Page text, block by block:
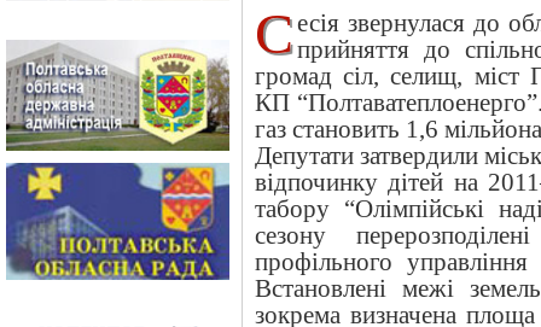
Сесія звернулася до
прийняття до
громад сіл, селищ, міст
КП
газ становить 1,6
Депутати затвердили
відпочинку дітей на
табору “Олімпійські
сезону
профільного
Встановлені межі
зокрема визначена площа